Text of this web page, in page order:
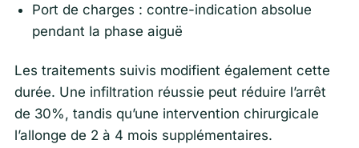
Port de charges : contre-indication absolue
pendant la phase aiguë
Les traitements suivis modifient également cette
durée. Une infiltration réussie peut réduire l’arrêt
de 30%, tandis qu’une intervention chirurgicale
l’allonge de 2 à 4 mois supplémentaires.